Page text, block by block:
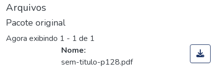
Arquivos
Pacote original
Agora exibindo 1 - 1 de 1
Nome:
sem-titulo-p128.pdf